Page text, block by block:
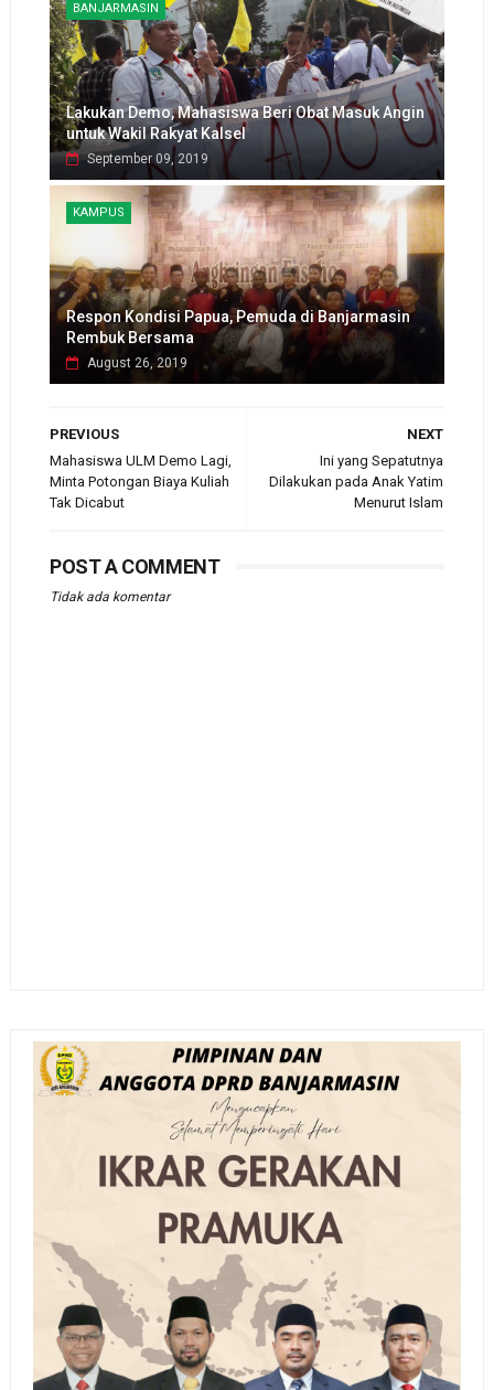
BANJARMASIN
Lakukan Demo, Mahasiswa Beri Obat Masuk Angin
untuk Wakil Rakyat Kalsel
September 09, 2019
KAMPUS
Respon Kondisi Papua, Pemuda di Banjarmasin
Rembuk Bersama
August 26, 2019
NEXT
Ini yang Sepatutnya
Dilakukan pada Anak Yatim
Menurut Islam
PREVIOUS
Mahasiswa ULM Demo Lagi,
Minta Potongan Biaya Kuliah
Tak Dicabut
POST A COMMENT
Tidak ada komentar